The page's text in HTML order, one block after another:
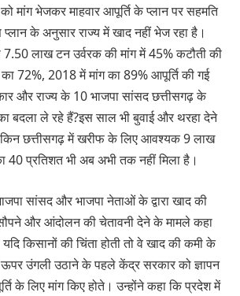
को मांग भेजकर माहवार आपूर्ति के प्लान पर सहमति
के अनुसार राज्य में खाद नहीं भेज रहा है।
7.50 लाख टन उर्वरक की मांग में 45% कटौती की
72%, 2018 में मांग का 89% आपूर्ति की गई
और राज्य के 10 भाजपा सांसद छत्तीसगढ़ के
बदला ले रहे हैं?इस साल भी बुवाई और थरहा देने
छत्तीसगढ़ में खरीफ के लिए आवश्यक 9 लाख
40 प्रतिशत भी अब अभी तक नहीं मिला है।
सांसद और भाजपा नेताओं के द्वारा खाद की
और आंदोलन की चेतावनी देने के मामले कहा
किसानों की चिंता होती तो वे खाद की कमी के
उंगली उठाने के पहले केंद्र सरकार को ज्ञापन
के लिए मांग किए होते। उन्होंने कहा कि प्रदेश में